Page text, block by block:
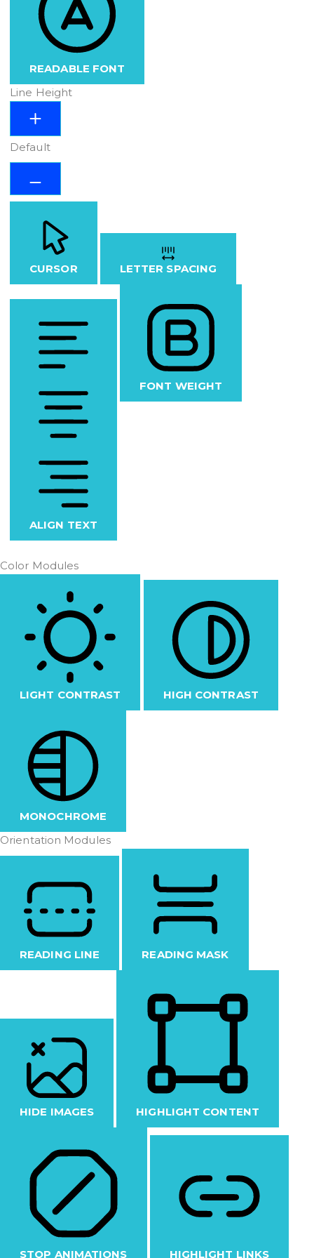
READABLE FONT
Line Height
Default
CURSOR LETTER SPACING
ALIGN TEXT
FONT WEIGHT
Color Modules
LIGHT CONTRAST HIGH CONTRAST
MONOCHROME
Orientation Modules
READING LINE READING MASK
HIDE IMAGES HIGHLIGHT CONTENT
STOP ANIMATIONS HIGHLIGHT LINKS